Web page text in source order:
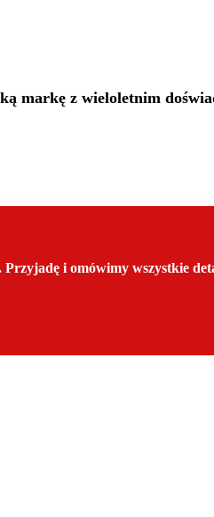
markę z wieloletnim
Przyjadę i omówimy wszystkie